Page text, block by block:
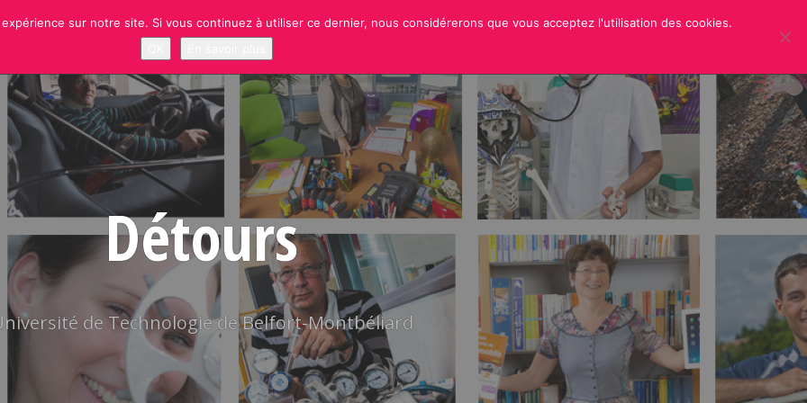
SITE OFFICIEL UTBM S’INSCRIRE À LA NEWSLETTER
Détours
de Technologie de Belfort-Montbéliard
sur notre site. Si vous continuez à utiliser ce dernier, nous considérerons que vous acceptez l'utilisation des cookies.